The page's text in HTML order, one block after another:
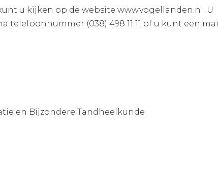
u kijken op de website www.vogellanden.nl. U
(038) 498 11 11 of u kunt een mail
en Bijzondere Tandheelkunde